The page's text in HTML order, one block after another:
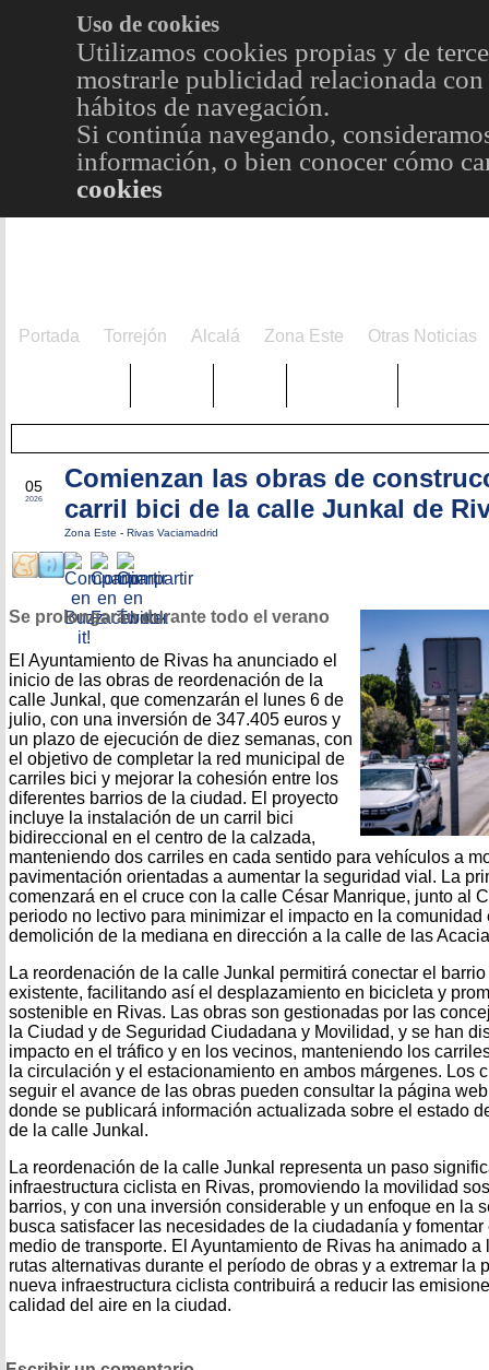
Uso de cookies
Utilizamos cookies propias y de
mostrarle publicidad relacionada
hábitos de navegación.
Si continúa navegando,
información, o bien conocer cómo
cookies
Portada Torrejón Alcalá Zona Este Otras Noticias
05
2026
Comienzan las obras de
carril bici de la calle Junkal de
Zona Este - Rivas Vaciamadrid
Se prolongarán durante todo el verano
El Ayuntamiento de Rivas ha anunciado el
inicio de las obras de reordenación de la
calle Junkal, que comenzarán el lunes 6 de
julio, con una inversión de 347.405 euros y
un plazo de ejecución de diez semanas, con
el objetivo de completar la red municipal de
carriles bici y mejorar la cohesión entre los
diferentes barrios de la ciudad. El proyecto
incluye la instalación de un carril bici
bidireccional en el centro de la calzada,
manteniendo dos carriles en cada sentido para vehículos a
pavimentación orientadas a aumentar la seguridad vial. La
comenzará en el cruce con la calle César Manrique, junto al
periodo no lectivo para minimizar el impacto en la
demolición de la mediana en dirección a la calle de las
La reordenación de la calle Junkal permitirá conectar el
existente, facilitando así el desplazamiento en bicicleta y
sostenible en Rivas. Las obras son gestionadas por las
la Ciudad y de Seguridad Ciudadana y Movilidad, y se han
impacto en el tráfico y en los vecinos, manteniendo los
la circulación y el estacionamiento en ambos márgenes. Los
seguir el avance de las obras pueden consultar la página
donde se publicará información actualizada sobre el estado
de la calle Junkal.
La reordenación de la calle Junkal representa un paso
infraestructura ciclista en Rivas, promoviendo la movilidad
barrios, y con una inversión considerable y un enfoque en la
busca satisfacer las necesidades de la ciudadanía y
medio de transporte. El Ayuntamiento de Rivas ha animado
rutas alternativas durante el período de obras y a extremar la
nueva infraestructura ciclista contribuirá a reducir las
calidad del aire en la ciudad.